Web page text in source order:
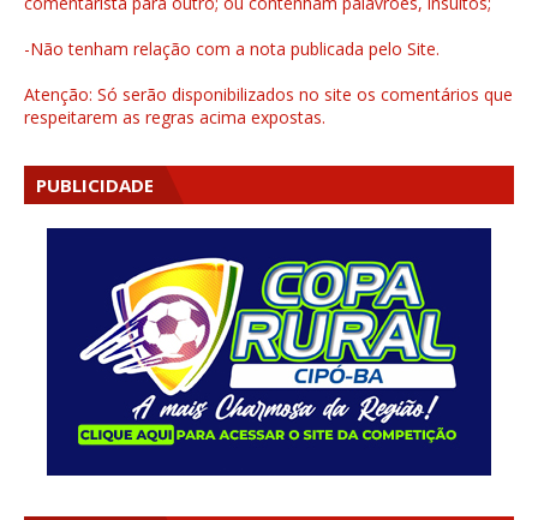
-Não tenham relação com a nota publicada pelo Site.
Atenção: Só serão disponibilizados no site os comentários que
respeitarem as regras acima expostas.
PUBLICIDADE